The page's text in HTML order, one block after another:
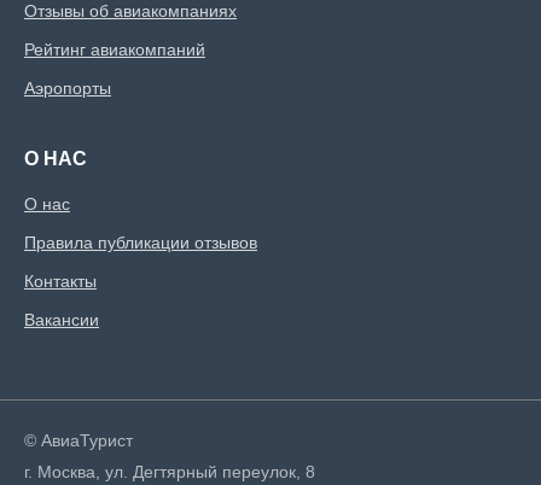
Отзывы об авиакомпаниях
Рейтинг авиакомпаний
Аэропорты
О НАС
О нас
Правила публикации отзывов
Контакты
Вакансии
© АвиаТурист
г. Москва, ул. Дегтярный переулок, 8